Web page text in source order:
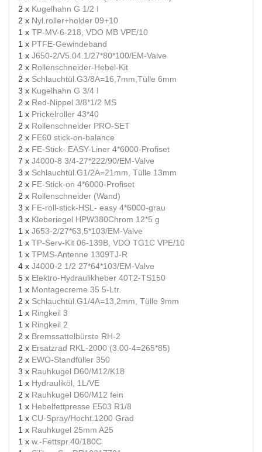
2 x Kugelhahn G 1/2 I
2 x Nyl.roller+holder 09+10
1 x TP-MV-6-218, VDO MB VPE/10
1 x PTFE-Gewindeband
1 x J650-2/V5.04.1/27*80*100/EM-Valve
2 x Rollenschneider-Hebel-Kit
2 x Schlauchtül.G3/8A=16,7mm,Tülle 6mm
3 x Kugelhahn G 3/4 I
2 x Red-Nippel 3/8*1/2 MS
1 x Prickelroller 43*40
2 x Rollenschneider PRO-SET
2 x FE60 stick-on-balance
2 x FE-Stick- EASY-Liner 4*6000-Profiset
7 x J4000-8 3/4-27*222/90/EM-Valve
3 x Schlauchtül.G1/2A=21mm, Tülle 13mm
2 x FE-Stick-on 4*6000-Profiset
2 x Rollenschneider (Wand)
3 x FE-roll-stick-HSL- easy 4*6000-grau
3 x Kleberiegel HPW380Chrom 12*5 g
1 x J653-2/27*63,5*103/EM-Valve
1 x TP-Serv-Kit 06-139B, VDO TG1C VPE/10
1 x TPMS-Antenne 1309TJ-R
4 x J4000-2 1/2 27*64*103/EM-Valve
5 x Elektro-Hydraulikheber 40T2-TS150
1 x Montagecreme 35 5-Ltr.
2 x Schlauchtül.G1/4A=13,2mm, Tülle 9mm
1 x Ringkeil 3
1 x Ringkeil 2
2 x Bremssattelbürste RH-2
2 x Ersatzrad RKL-2000 (3.00-4=265*85)
2 x EWO-Standfüller 350
3 x Rauhkugel D60/M12/K18
1 x Hydrauliköl, 1L/VE
2 x Rauhkugel D60/M12 fein
1 x Hebelfettpresse E503 R1/8
1 x CU-Spray/Hocht.1200 Grad
1 x Rauhkugel 25mm A25
1 x w.-Fettspr.40/180C